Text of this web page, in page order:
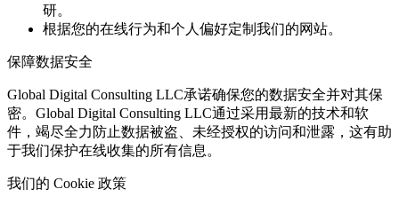
研。
根据您的在线行为和个人偏好定制我们的网站。
保障数据安全
Global Digital Consulting LLC承诺确保您的数据安全并对其保
密。Global Digital Consulting LLC通过采用最新的技术和软
件，竭尽全力防止数据被盗、未经授权的访问和泄露，这有助
于我们保护在线收集的所有信息。
我们的 Cookie 政策